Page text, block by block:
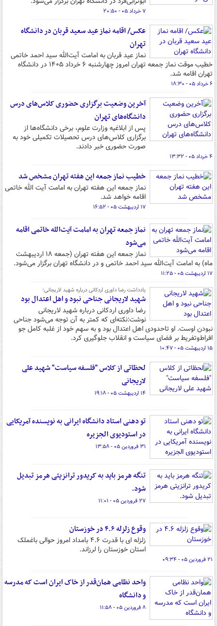
۷ خرداد ۰۵ - ۲۰:۵۰
عکس/ اقامه نماز عید سعید قربان در دانشگاه
تهران
نماز عید قربان به امامت آیت‌الله سید احمد خاتمی
خطیب موقت نماز جمعه تهران امروز چهارشنبه ۶ خرداد ۱۴۰۵ در دانشگاه
تهران اقامه شد.
۶ خرداد ۰۵ - ۱۸:۳۰
آخرین وضعیت برگزاری حضوری کلاس‌های درس
دانشگاه‌های تهران
پس از ابلاغیه وزارت علوم، برخی دانشگاه‌ها از
برگزاری کلاس‌های درس تحصیلات تکمیلی خود به
صورت حضوری خبر دادند.
۴ خرداد ۰۵ - ۱۳:۳۲
خطیب نماز جمعه این هفته تهران مشخص شد
نماز جمعه این هفته تهران به امامت آیت الله خاتمی
اقامه خواهد شد.
۱۷ اردیبهشت ۰۵ - ۱۶:۵۲
نماز جمعه تهران به امامت آیت‌الله خاتمی اقامه
می‌شود
نماز جمعه این هفته تهران (جمعه ۱۸ اردیبهشت
ماه) به امامت آیت‌الله سید احمد خاتمی و در دانشگاه تهران برگزار می‌شود.
۱۷ اردیبهشت ۰۵ - ۱۱:۲۵
یادداشت رضا داوری اردکانی درباره شهید لاریجانی؛
شهید لاریجانی جناحی نبود و اهل اعتدال بود
رضا داوری اردکانی درباره شهید لاریجانی
نوشت:‌نکته‌ای که کمتر به آن توجه می‌شود جناحی
نبودن اوست. او تاحدودی اهل اعتدال بود و به سهم خود از غلبه کامل جو
افراط‌وتفریط بر فضای سیاست و انقلاب جلوگیری کرد.
۱۵ اردیبهشت ۰۵ - ۱۰:۴۷
لحظاتی از کلاس "فلسفه سیاست" شهید علی
لاریجانی
۱۴ اردیبهشت ۰۵ - ۱۹:۱۸
تو دهنی استاد دانشگاه ایرانی به نویسنده آمریکایی
در استودیوی الجزیره
۳۱ فروردین ۰۵ - ۱۳:۵۸
تنگه هرمز باید به کریدور ترانزیتی هرمز تبدیل
شود.
۲۷ فروردین ۰۵ - ۱۱:۰۱
وقوع زلزله ۴.۶ در خوزستان
زلزله ای با قدرت ۴.۶ بامداد امروز حوالی باغملک
استان خوزستان را لرزاند.
۲۱ فروردین ۰۵ - ۰۹:۳۴
واحد نظامی همان‌قدر از خاک ایران است که مدرسه
و دانشگاه
۸ فروردین ۰۵ - ۱۱:۵۸